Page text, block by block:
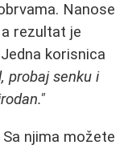
Nanose
rezultat je
korisnica
probaj senku i
njima možete